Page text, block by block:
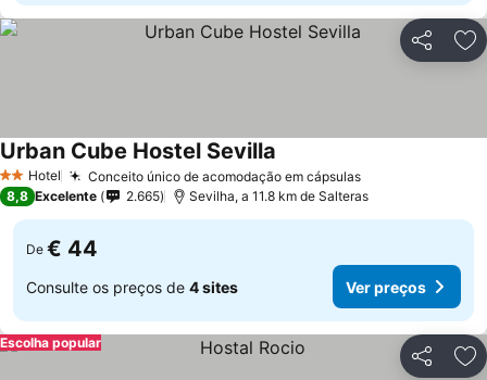
Partilhar
2 Estrelas
Hotel Conceito único de acomodação em cápsulasVer preços
Urban Cube Hostel Sevilla
8,8 Excelente 2.665 Sevilha, a 11.8 km de Salteras
De € 44
Consulte os preços de 4 sites Ver preços
Partilhar
Escolha popular